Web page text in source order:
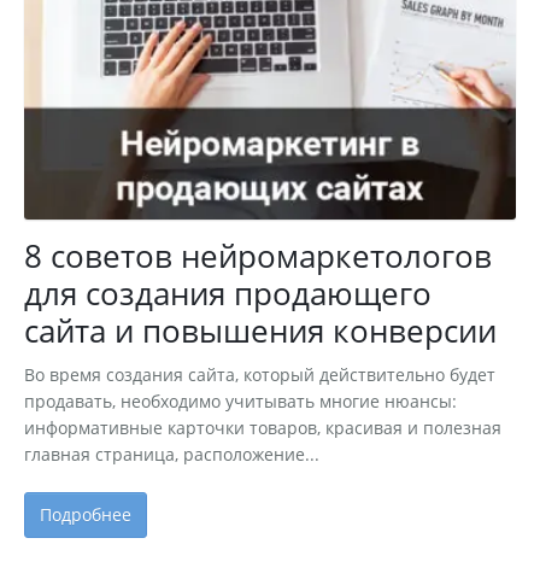
8 советов нейромаркетологов
для создания продающего
сайта и повышения конверсии
Во время создания сайта, который действительно будет
продавать, необходимо учитывать многие нюансы:
информативные карточки товаров, красивая и полезная
главная страница, расположение...
Подробнее